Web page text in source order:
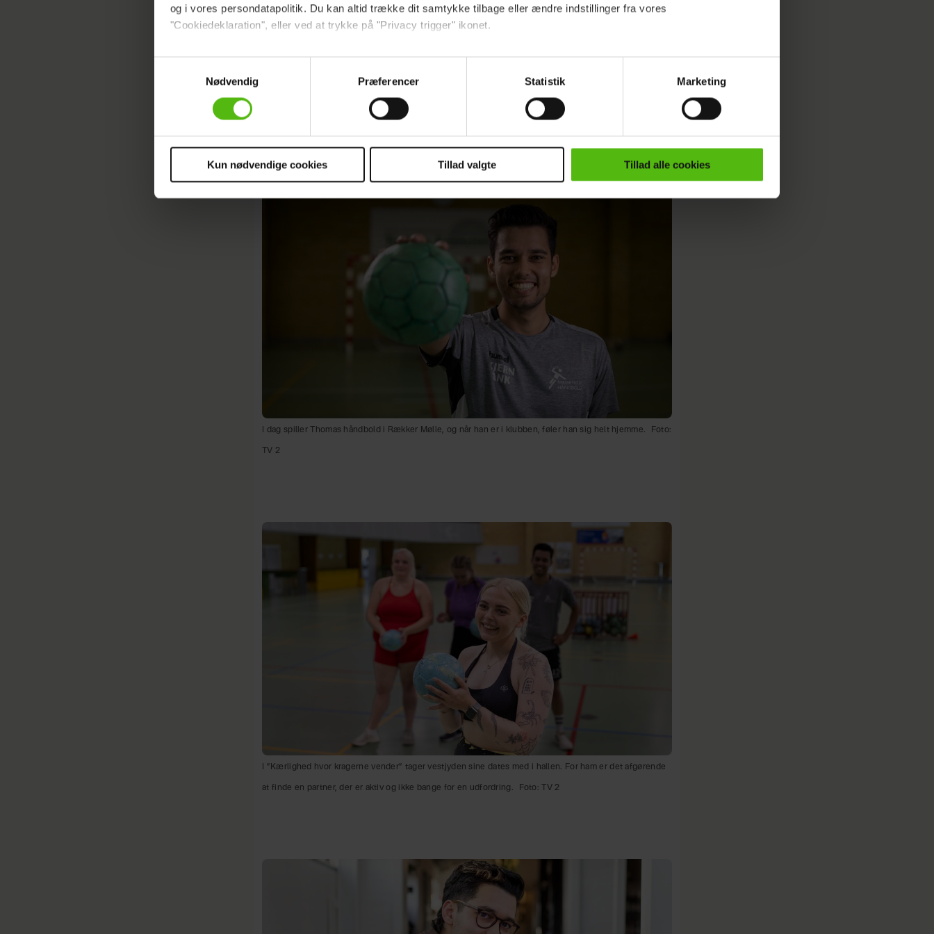
og i vores persondatapolitik. Du kan altid trække dit samtykke tilbage eller ændre indstillinger fra vores
"Cookiedeklaration", eller ved at trykke på "Privacy trigger" ikonet.
Dine valg anvendes på hele websitet.
Vi ønsker dit samtykke til at indsamle og bruge data for at kunne levere og finansiere relevant journalistisk indhold til dig.
Vi anvender egne cookies og cookies fra tredjeparter til at at optimere dit besøg på vores hjemmeside. Vi indsamler data
sociale medier.
Nødvendig
Præferencer Statistik Marketing
Kun nødvendige cookies Tillad valgte Tillad alle cookies
LÆS OGSÅ
sin veninde
Artiklen fortsætter under billederne og små tekster rundt om
Thomas...
I dag spiller Thomas håndbold i Rækker Mølle, og når han er i klubben, føler han sig helt hjemme. Foto:
TV 2
I ”Kærlighed hvor kragerne vender” tager vestjyden sine dates med i hallen. For ham er det afgørende
at finde en partner, der er aktiv og ikke bange for en udfordring. Foto: TV 2